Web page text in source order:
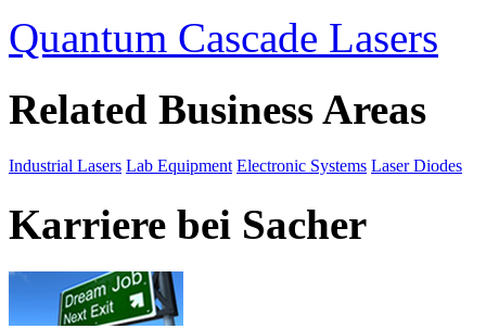
Quantum Cascade Lasers
Related Business Areas
Industrial Lasers Lab Equipment Electronic Systems Laser Diodes
Karriere bei Sacher